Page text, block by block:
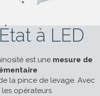
à LED
est une mesure de
la pince de levage. Avec
opérateurs